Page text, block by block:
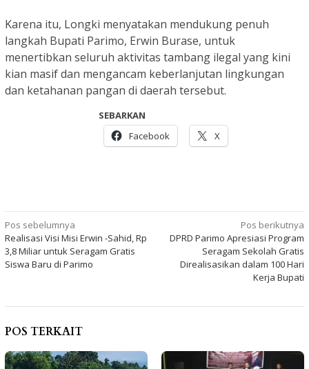
Karena itu, Longki menyatakan mendukung penuh
langkah Bupati Parimo, Erwin Burase, untuk
menertibkan seluruh aktivitas tambang ilegal yang kini
kian masif dan mengancam keberlanjutan lingkungan
dan ketahanan pangan di daerah tersebut.
SEBARKAN
Facebook
X
Navigasi
pos
Pos sebelumnya
Realisasi Visi Misi Erwin -Sahid, Rp
3,8 Miliar untuk Seragam Gratis
Siswa Baru di Parimo
Pos berikutnya
DPRD Parimo Apresiasi Program
Seragam Sekolah Gratis
Direalisasikan dalam 100 Hari
Kerja Bupati
POS TERKAIT